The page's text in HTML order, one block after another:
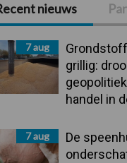
nieuws
7 aug
grillig:
handel in
7 aug
De